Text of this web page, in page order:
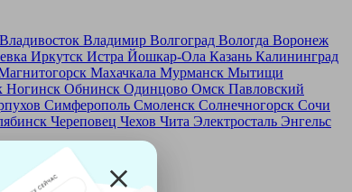
Владивосток Владимир Волгоград Вологда Воронеж
Иркутск Истра Йошкар-Ола Казань Калининград
Махачкала Мурманск Мытищи
Ногинск Обнинск Одинцово Омск Павловский
Симферополь Смоленск Солнечногорск Сочи
Череповец Чехов Чита Электросталь Энгельс